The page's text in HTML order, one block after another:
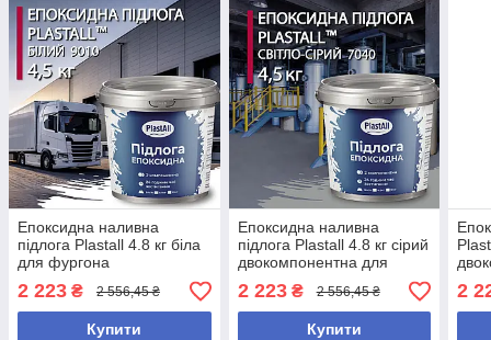
Епоксидна наливна
підлога Plastall 4.8 кг біла
для фургона
рефрижератора
зносостійка
двокомпонентна
2 223 ₴ 2 556,45 ₴
Купити
Епоксидна наливна
підлога Plastall 4.8 кг сірий
двокомпонентна для
складу гаража зносостійка
2 223₴ 2 556,45 ₴
Купити
2